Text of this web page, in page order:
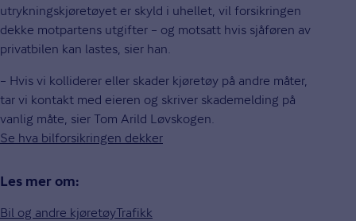
utrykningskjøretøyet er skyld i uhellet, vil forsikringen
dekke motpartens utgifter – og motsatt hvis sjåføren av
privatbilen kan lastes, sier han.
– Hvis vi kolliderer eller skader kjøretøy på andre måter,
tar vi kontakt med eieren og skriver skademelding på
vanlig måte, sier Tom Arild Løvskogen.
Se hva bilforsikringen dekker
Les mer om:
Bil og andre kjøretøyTrafikk